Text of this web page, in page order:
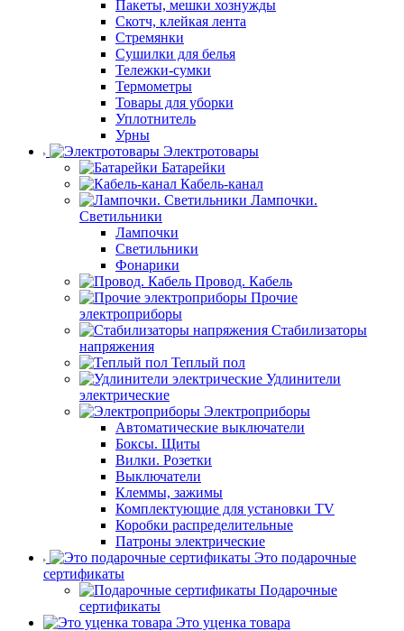
Пакеты, мешки хознужды
Скотч, клейкая лента
Стремянки
Сушилки для белья
Тележки-сумки
Термометры
Товары для уборки
Уплотнитель
Урны
Электротовары
Батарейки
Кабель-канал
Лампочки.
Светильники
Лампочки
Светильники
Фонарики
Провод. Кабель
Прочие
электроприборы
Стабилизаторы
напряжения
Теплый пол
Удлинители
электрические
Электроприборы
Автоматические выключатели
Боксы. Щиты
Вилки. Розетки
Выключатели
Клеммы, зажимы
Комплектующие для установки TV
Коробки распределительные
Патроны электрические
Это подарочные
сертификаты
Подарочные
сертификаты
Это уценка товара